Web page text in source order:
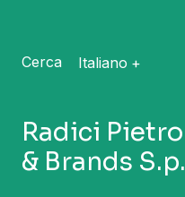
Cerca Italiano
Radici
& Brands